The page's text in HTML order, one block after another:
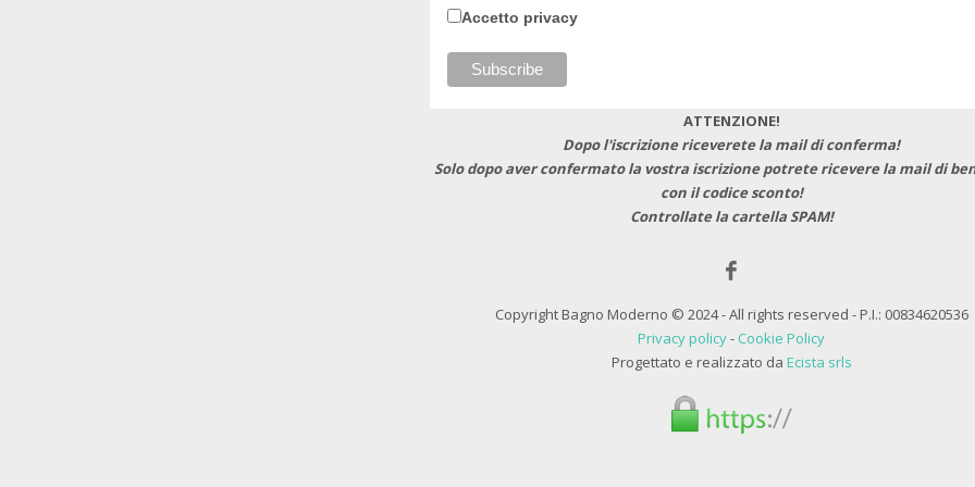
Accetto privacy
ATTENZIONE!
Dopo l'iscrizione riceverete la mail di conferma!
Solo dopo aver confermato la vostra iscrizione potrete ricevere la mail di
con il codice sconto!
Controllate la cartella SPAM!
Copyright Bagno Moderno © 2024 - All rights reserved - P.I.: 00834620536
Privacy policy- Cookie Policy
Progettato e realizzato da Ecista srls